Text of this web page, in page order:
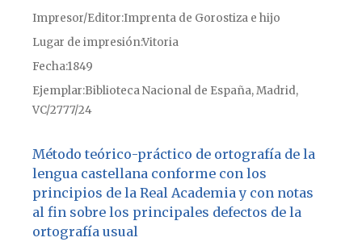
Impresor/Editor Imprenta de Gorostiza e hijo
Lugar de impresiónVitoria
Fecha1849
Ejemplar Biblioteca Nacional de España, Madrid,
VC/2777/24
Método teórico-práctico de ortografía de la
lengua castellana conforme con los
principios de la Real Academia y con notas
al fin sobre los principales defectos de la
ortografía usual